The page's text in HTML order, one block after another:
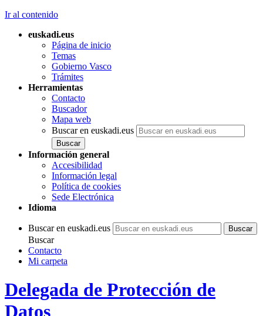
Ir al contenido
euskadi.eus
Página de inicio
Temas
Gobierno Vasco
Trámites
Herramientas
Contacto
Buscador
Mapa web
Buscar en euskadi.eus
Información general
Accesibilidad
Información legal
Política de cookies
Sede Electrónica
Idioma
Buscar en euskadi.eus
Buscar
Contacto
Mi carpeta
Delegada de Protección de
Datos